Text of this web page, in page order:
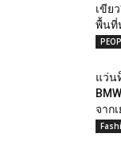
เขีย
พื้นที่
แว่น
จาก